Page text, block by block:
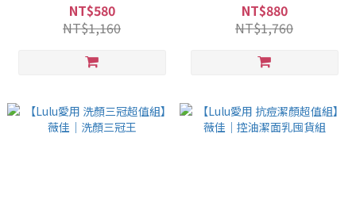
NT$580
NT$1,160
NT$880
NT$1,760